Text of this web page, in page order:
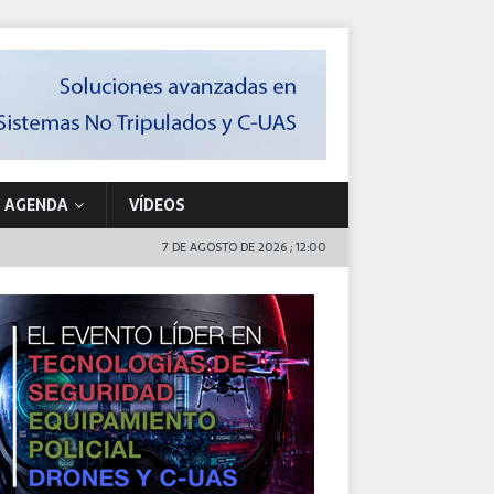
AGENDA VÍDEOS
7 DE AGOSTO DE 2026 ; 12:00